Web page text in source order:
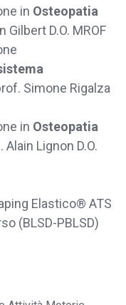
in Osteopatia
Gilbert D.O. MROF
Simone Rigalza
in Osteopatia
Alain Lignon D.O.
Elastico® ATS
(BLSD-PBLSD)